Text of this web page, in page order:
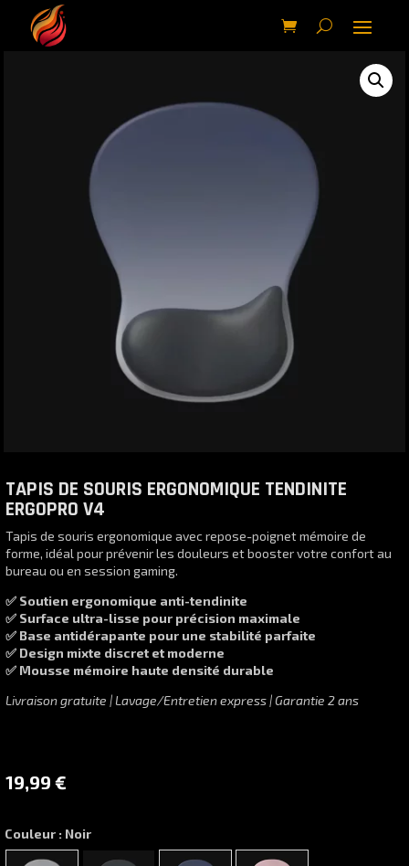
TAPIS DE SOURIS ERGONOMIQUE TENDINITE
ERGOPRO V4
Tapis de souris ergonomique avec repose-poignet mémoire de
forme, idéal pour prévenir les douleurs et booster votre confort au
bureau ou en session gaming.
✅ Soutien ergonomique anti-tendinite
✅ Surface ultra-lisse pour précision maximale
✅ Base antidérapante pour une stabilité parfaite
✅ Design mixte discret et moderne
✅ Mousse mémoire haute densité durable
Livraison gratuite | Lavage/Entretien express | Garantie 2 ans
19,99€
Couleur : Noir